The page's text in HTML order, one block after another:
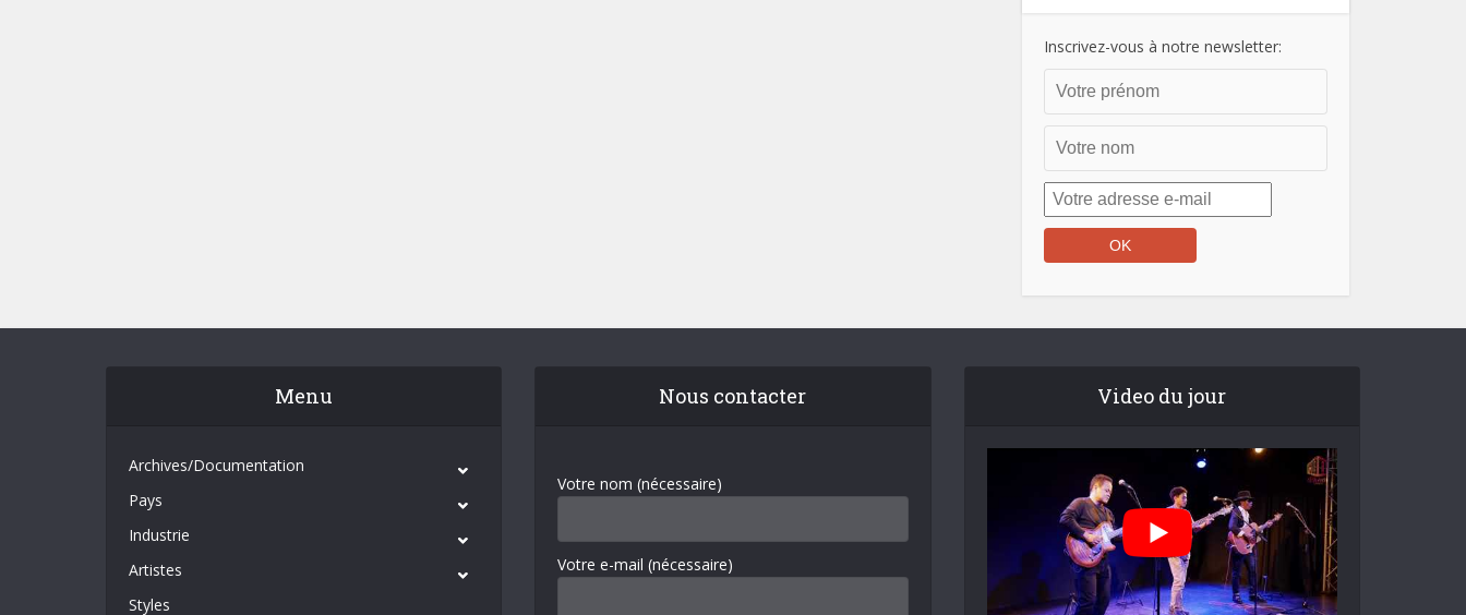
Inscrivez-vous à notre newsletter:
Menu
Archives/Documentation
Pays
Industrie
Artistes
Styles
Nous contacter
Votre nom (nécessaire)
Votre e-mail (nécessaire)
Video du jour